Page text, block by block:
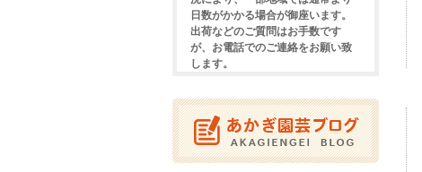
日数がかかる場合が御座います。
出荷などのご質問はお手数です
が、お電話でのご連絡をお願い致
します。